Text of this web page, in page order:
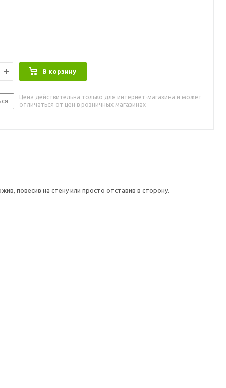
В корзину
Цена действительна только для интернет-магазина и может
отличаться от цен в розничных магазинах
повесив на стену или просто отставив в сторону.